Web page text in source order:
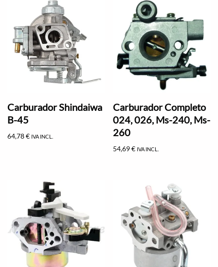
Carburador Shindaiwa
B-45
64,78€ IVA INCL.
Carburador Completo
024, 026, Ms-240, Ms-
260
54,69€ IVA INCL.